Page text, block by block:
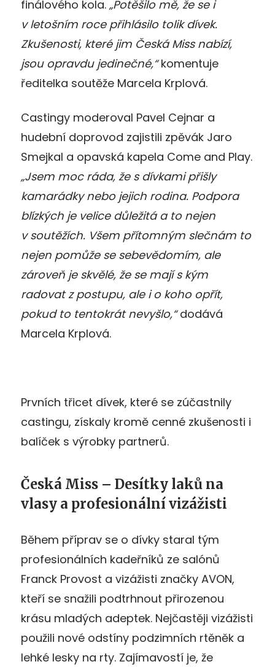
finálového kola. „Potěšilo mě, že se i
v letošním roce přihlásilo tolik dívek.
Zkušenosti, které jim Česká Miss nabízí,
jsou opravdu jedinečné,“komentuje
ředitelka soutěže Marcela Krplová.
Castingy moderoval Pavel Cejnar a
hudební doprovod zajistili zpěvák Jaro
Smejkal a opavská kapela Come and Play.
„Jsem moc ráda, že s dívkami přišly
kamarádky nebo jejich rodina. Podpora
blízkých je velice důležitá a to nejen
v soutěžích. Všem přítomným slečnám to
nejen pomůže se sebevědomím, ale
zároveň je skvělé, že se mají s kým
radovat z postupu, ale i o koho opřít,
pokud to tentokrát nevyšlo,“dodává
Marcela Krplová.
Prvních třicet dívek, které se zúčastnily
castingu, získaly kromě cenné zkušenosti i
balíček s výrobky partnerů.
Česká Miss – Desítky laků na
vlasy a profesionální vizážisti
Během příprav se o dívky staral tým
profesionálních kadeřníků ze salónů
Franck Provost a vizážisti značky AVON,
kteří se snažili podtrhnout přirozenou
krásu mladých adeptek. Nejčastěji vizážisti
použili nové odstíny podzimních rtěněk a
lehké lesky na rty. Zajímavostí je, že